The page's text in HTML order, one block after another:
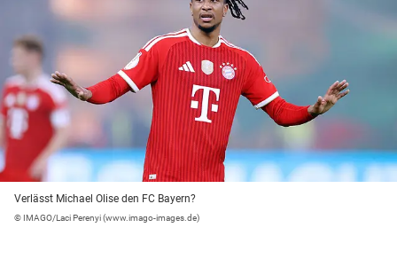
Verlässt Michael Olise den FC Bayern?
© IMAGO/Laci Perenyi (www.imago-images.de)